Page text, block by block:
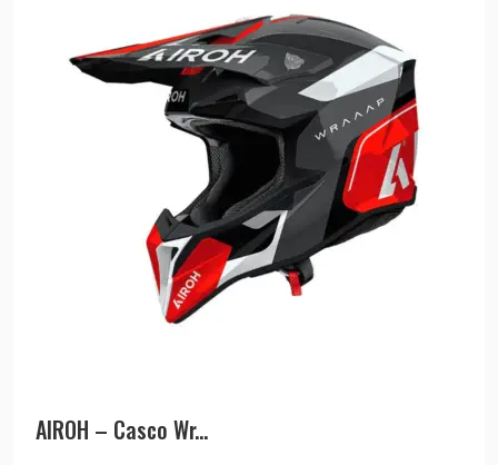
AIROH – Casco Wr...